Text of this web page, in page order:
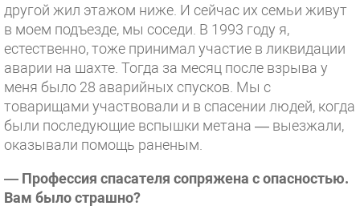
другой жил этажом ниже. И сейчас их семьи живут
в моем подъезде, мы соседи. В 1993 году я,
естественно, тоже принимал участие в ликвидации
аварии на шахте. Тогда за месяц после взрыва у
меня было 28 аварийных спусков. Мы с
товарищами участвовали и в спасении людей, когда
были последующие вспышки метана — выезжали,
оказывали помощь раненым.
— Профессия спасателя сопряжена с опасностью.
Вам было страшно?